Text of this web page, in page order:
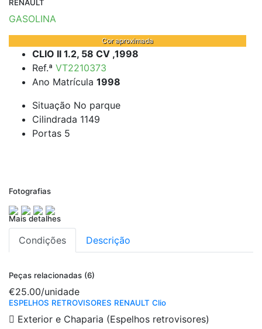
RENAULT
GASOLINA
Cor aproximada
CLIO II 1.2, 58 CV ,1998
Ref.ª VT2210373
Ano Matrícula 1998
Situação No parque
Cilindrada 1149
Portas 5
Fotografias
Mais detalhes
Condições Descrição
Peças relacionadas (6)
€25.00/unidade
ESPELHOS RETROVISORES RENAULT Clio
Exterior e Chaparia (Espelhos retrovisores)